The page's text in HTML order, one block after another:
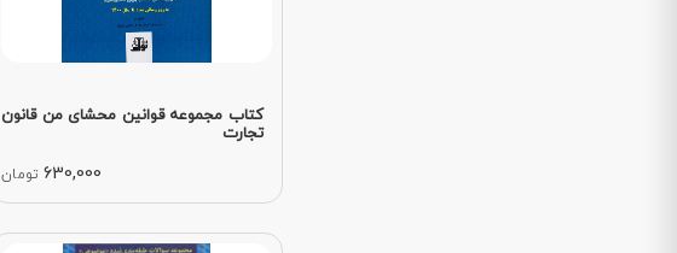
کتاب مجموعه قوانین محشای من قانون
تجارت
630,000 تومان